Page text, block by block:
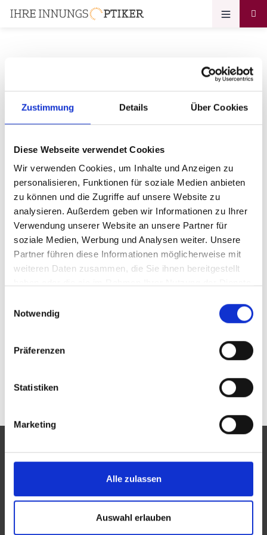
Zustimmung Details Über Cookies
Diese Webseite verwendet Cookies
Wir verwenden Cookies, um Inhalte und Anzeigen zu
personalisieren, Funktionen für soziale Medien anbieten
zu können und die Zugriffe auf unsere Website zu
analysieren. Außerdem geben wir Informationen zu Ihrer
Verwendung unserer Website an unsere Partner für
soziale Medien, Werbung und Analysen weiter. Unsere
Partner führen diese Informationen möglicherweise mit
weiteren Daten zusammen, die Sie ihnen bereitgestellt
Notwendig
Präferenzen
Statistiken
Marketing
Alle zulassen
Auswahl erlauben
Ihr Zugang zum
Optikerprofil
mit Jürgen Matthies besser Hören
& Sehen Optik und Akustik
Matthies GmbH
Bitte geben Sie Ihr Passwort ein:
Sie sind nicht mit Jürgen Matthies besser Hören &
Sehen Optik und Akustik Matthies GmbH? Zur
Optometristen (ZVA)